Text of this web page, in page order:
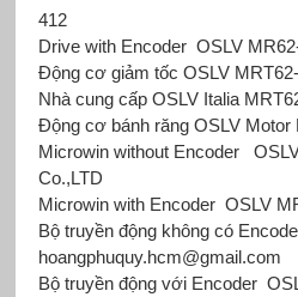
412
Drive with Encoder OSLV
Động cơ giảm tốc OSLV
Nhà cung cấp OSLV Italia
Động cơ bánh răng OSLVMotor
Microwin without Encoder
Co.,LTD
Microwin with Encoder OSLV
Bộ truyền động không có
hoangphuquy.hcm@gmail.com
Bộ truyền động với Encoder